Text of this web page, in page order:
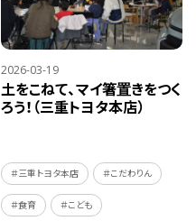
2026-03-19
土をこねて、マイ箸置きをつく
ろう！（三重トヨタ本店）
＃三重トヨタ本店 ＃こだわりん
＃食育 ＃こども